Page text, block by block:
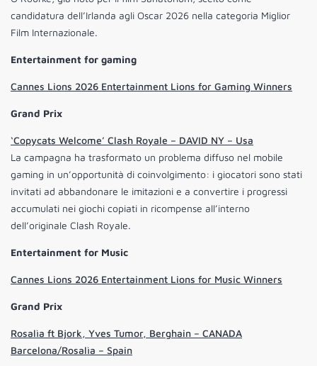
candidatura dell’Irlanda agli Oscar 2026 nella categoria Miglior
Film Internazionale.
Entertainment for gaming
Cannes Lions 2026 Entertainment Lions for Gaming Winners
Grand Prix
‘Copycats Welcome’ Clash Royale – DAVID NY – Usa
La campagna ha trasformato un problema diffuso nel mobile
gaming in un’opportunità di coinvolgimento: i giocatori sono stati
invitati ad abbandonare le imitazioni e a convertire i progressi
accumulati nei giochi copiati in ricompense all’interno
dell’originale Clash Royale.
Entertainment for Music
Cannes Lions 2026 Entertainment Lions for Music Winners
Grand Prix
Rosalìa ft Bjork, Yves Tumor, Berghain – CANADA
Barcelona/Rosalìa – Spain